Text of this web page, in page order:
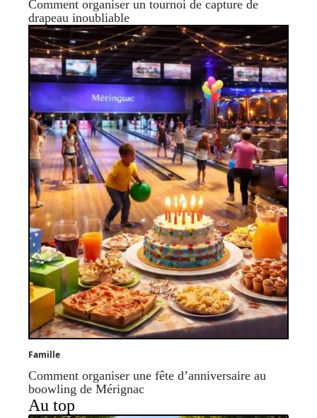
Comment organiser un tournoi de capture de
drapeau inoubliable
Famille
Comment organiser une fête d’anniversaire au
boowling de Mérignac
Au top